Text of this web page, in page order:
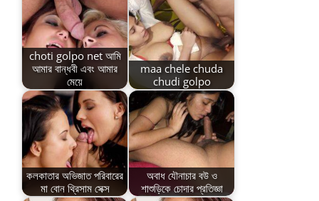
choti golpo net আমি
আমার বান্ধবী এবং আমার
মেয়ে
maa chele chuda
chudi golpo
কলকাতার অভিজাত পরিবারের
মা বোন থ্রিসাম সেক্স
অবাধ যৌনাচার বউ ও
শাশুড়িকে চোদার প্রতিজ্ঞা